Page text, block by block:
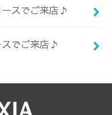
ースでご来店♪
スでご来店♪